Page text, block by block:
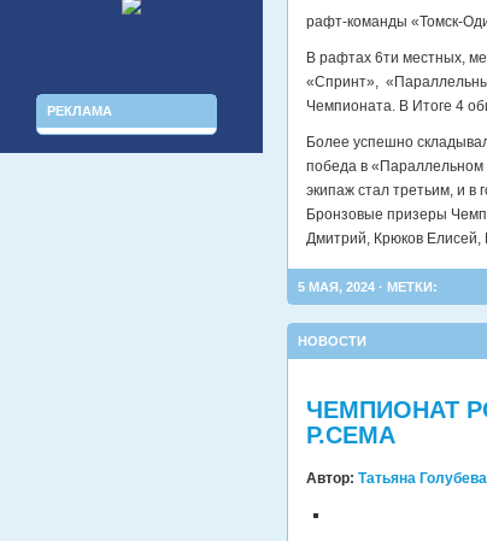
РЕКЛАМА
рафт-команды «Томск-
В рафтах 6ти местных,
«Спринт»,
Чемпионата. В Итоге 4
Более успешно
победа в «Параллельном
экипаж стал третьим, и в
Бронзовые призеры
Дмитрий, Крюков Елисей,
5 МАЯ, 2024 · МЕТКИ:
НОВОСТИ
ЧЕМПИОНАТ
Р.СЕМА
Автор: Татьяна Голубева